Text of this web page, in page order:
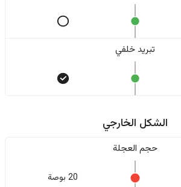
تبريد خلفي
الشكل الخارجي
حجم العجلة
20 بوصة